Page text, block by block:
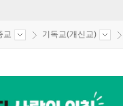
교 기독교(개신교)